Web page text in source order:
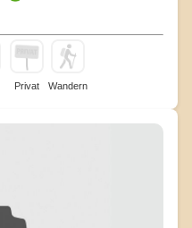
Privat Wandern